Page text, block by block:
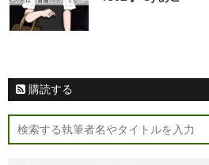
購読する